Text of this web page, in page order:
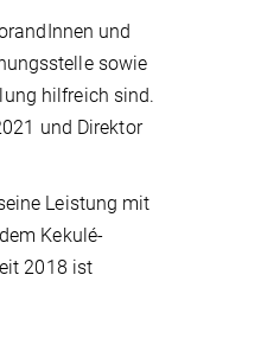
und
sowie
hilfreich sind.
und Direktor
Leistung mit
Kekulé-
2018 ist